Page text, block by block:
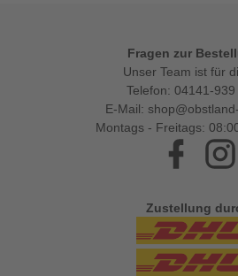
Fragen zur
Unser Team ist für
Telefon: 04141-
E-Mail:
Montags - Freitags:
Zustellung